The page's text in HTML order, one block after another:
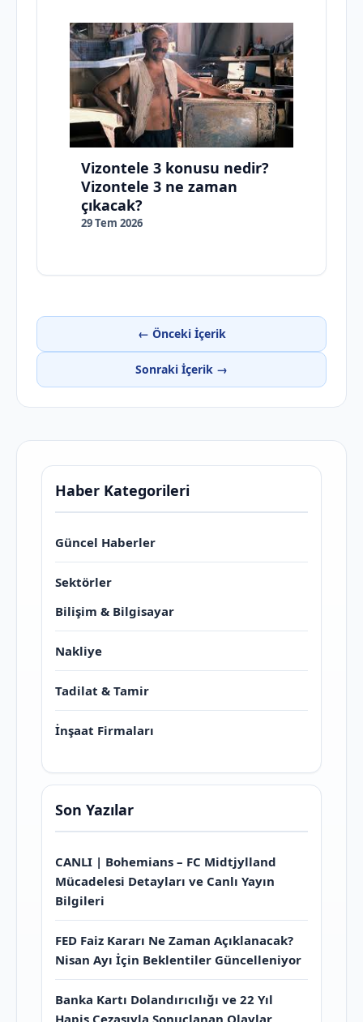
Vizontele 3 konusu nedir?
Vizontele 3 ne zaman
çıkacak?
29 Tem 2026
← Önceki İçerik
Sonraki İçerik →
Haber Kategorileri
Güncel Haberler
Sektörler
Bilişim & Bilgisayar
Nakliye
Tadilat & Tamir
İnşaat Firmaları
Son Yazılar
CANLI | Bohemians – FC Midtjylland
Mücadelesi Detayları ve Canlı Yayın
Bilgileri
FED Faiz Kararı Ne Zaman Açıklanacak?
Nisan Ayı İçin Beklentiler Güncelleniyor
Banka Kartı Dolandırıcılığı ve 22 Yıl